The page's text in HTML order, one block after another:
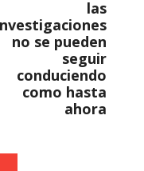
las
no se pueden
seguir
conduciendo
como hasta
ahora